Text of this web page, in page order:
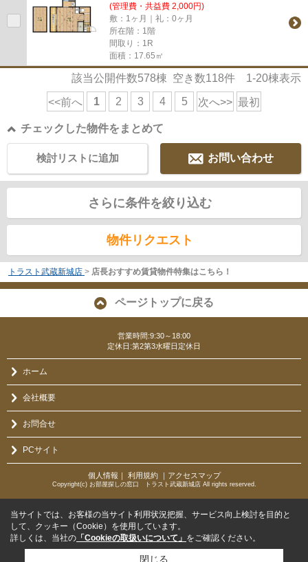
(管理費・共益費 2,000円)
敷：1ヶ月｜礼：0ヶ月
所在階：1階
間取り：1R
面積：17.65㎡
該当公開件数578棟 空き数118件 1-20棟表示
<<前へ 1 2 3 4 5 次へ>> 最初
チェックした物件をまとめて
お問い合わせ
検討リストに追加
さらに条件を絞り込む
物件リクエスト
トラスト武蔵新城店 > 店長おすすめ賃貸物件特集はこちら！
ページトップに戻る
営業時間:9:30～18:00
定休日:第2第3水曜日定休日
ホーム
会社概要
お問合せ
PCサイト
個人情報 ｜ 利用規約｜ アクセスマップ
Copyright(c) お部屋探しの窓口 トラスト武蔵新城店 All rights reserved.
当サイトでは、お客様の当サイト利用状況把握、サービス向上検討を目的と
して、クッキー（Cookie）を使用しています。
詳しくは、当社の 「Cookieの取扱いについて」 をご確認ください。
閉じる